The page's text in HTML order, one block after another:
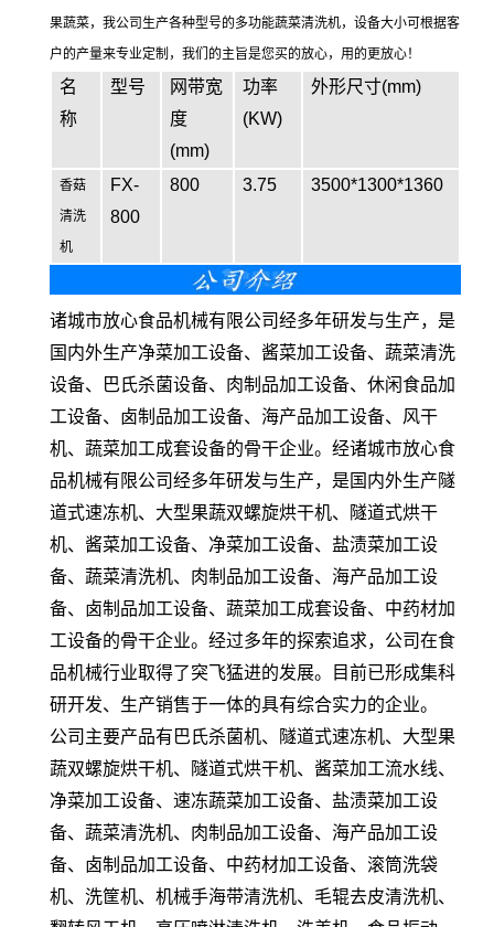
果蔬菜，我公司生产各种型号的多功能蔬菜清洗机，设备大小可根据客
户的产量来专业定制，我们的主旨是您买的放心，用的更放心！
名
称
型号
网带宽
度
(mm)
功率
(KW)
外形尺寸(mm)
香菇
清洗
机
FX-
800
800 3.75 3500*1300*1360
诸城市放心食品机械有限公司经多年研发与生产，是
国内外生产净菜加工设备、酱菜加工设备、蔬菜清洗
设备、巴氏杀菌设备、肉制品加工设备、休闲食品加
工设备、卤制品加工设备、海产品加工设备、风干
机、蔬菜加工成套设备的骨干企业。经诸城市放心食
品机械有限公司经多年研发与生产，是国内外生产隧
道式速冻机、大型果蔬双螺旋烘干机、隧道式烘干
机、酱菜加工设备、净菜加工设备、盐渍菜加工设
备、蔬菜清洗机、肉制品加工设备、海产品加工设
备、卤制品加工设备、蔬菜加工成套设备、中药材加
工设备的骨干企业。经过多年的探索追求，公司在食
品机械行业取得了突飞猛进的发展。目前已形成集科
研开发、生产销售于一体的具有综合实力的企业。
公司主要产品有巴氏杀菌机、隧道式速冻机、大型果
蔬双螺旋烘干机、隧道式烘干机、酱菜加工流水线、
净菜加工设备、速冻蔬菜加工设备、盐渍菜加工设
备、蔬菜清洗机、肉制品加工设备、海产品加工设
备、卤制品加工设备、中药材加工设备、滚筒洗袋
机、洗筐机、机械手海带清洗机、毛辊去皮清洗机、